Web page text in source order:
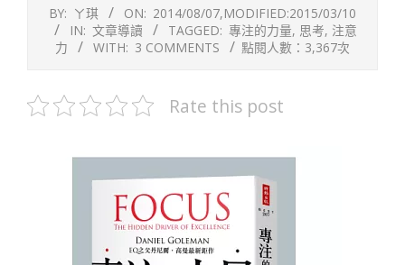
BY: ㄚ琪 ON: 2014/08/07,MODIFIED:2015/03/10
IN: 文章導讀 TAGGED: 專注的力量, 思考, 注意
力
WITH: 3 COMMENTS 點閱人數：3,367次
Rate this post